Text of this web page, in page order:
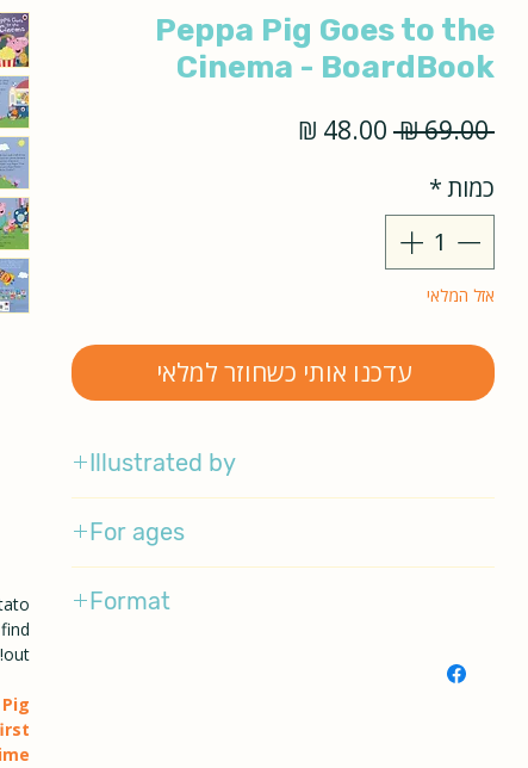
out!
Peppa Pig Goes to the
Cinema - BoardBook
‏69.00 ‏₪
מחיר
כמות*
אזל המלאי
עדכנו אותי כשחוזר למלאי
Illustrated by
For ages
Format